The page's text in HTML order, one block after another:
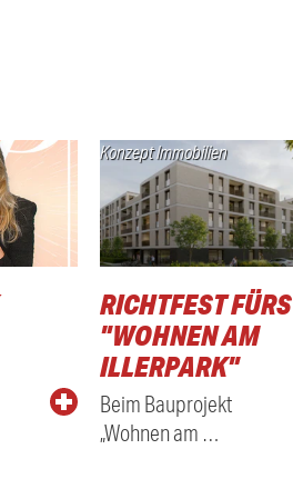
Konzept Immobilien
RICHTFEST FÜRS
"WOHNEN AM
ILLERPARK"
Beim Bauprojekt
„Wohnen am …